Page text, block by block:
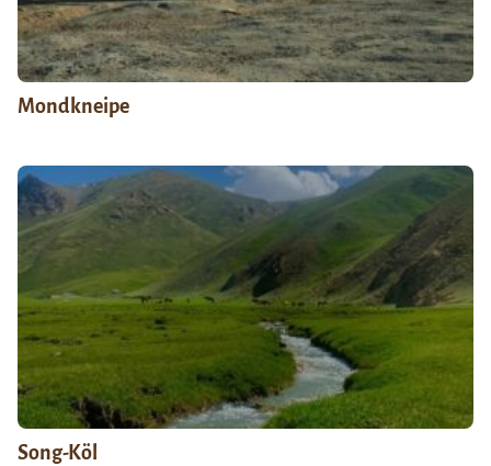
Mondkneipe
Song-Köl